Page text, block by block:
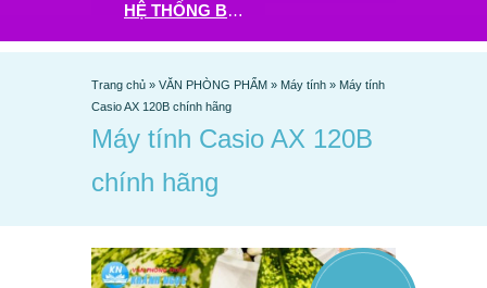
HỆ THỐNG BHX - TGDĐ ĐẶT HÀNG TẠI ĐÂY
Trang chủ » VĂN PHÒNG PHẨM » Máy tính » Máy tính
Casio AX 120B chính hãng
Máy tính Casio AX 120B
chính hãng